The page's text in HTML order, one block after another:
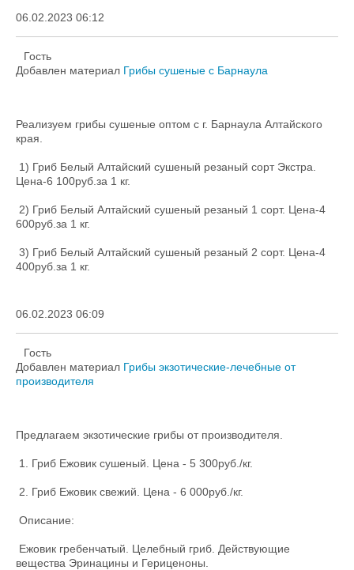
06.02.2023 06:12
Гость
Добавлен материал Грибы сушеные с Барнаула
Реализуем грибы сушеные оптом с г. Барнаула Алтайского
края.
1) Гриб Белый Алтайский сушеный резаный сорт Экстра.
Цена-6 100руб.за 1 кг.
2) Гриб Белый Алтайский сушеный резаный 1 сорт. Цена-4
600руб.за 1 кг.
3) Гриб Белый Алтайский сушеный резаный 2 сорт. Цена-4
400руб.за 1 кг.
06.02.2023 06:09
Гость
Добавлен материал Грибы экзотические-лечебные от
производителя
Предлагаем экзотические грибы от производителя.
1. Гриб Ежовик сушеный. Цена - 5 300руб./кг.
2. Гриб Ежовик свежий. Цена - 6 000руб./кг.
Описание:
Ежовик гребенчатый. Целебный гриб. Действующие
вещества Эринацины и Гериценоны.